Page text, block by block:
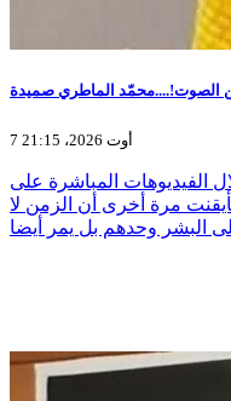
الصوت!....محمّد الماطري صميدة
7 أوت 2026، 21:15
الفيديوهات المباشرة على
مرة أخرى أن الزمن لا